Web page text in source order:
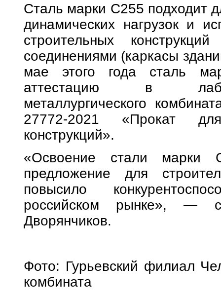
Сталь марки С255 подходит
динамических нагрузок и
строительных
соединениями (каркасы
мае этого года сталь
аттестацию в
металлургического
27772-2021 «Прокат
конструкций».
«Освоение стали марки
предложение для
повысило
российском рынке», —
Дворянчиков.
Фото: Гурьевский филиал
комбината